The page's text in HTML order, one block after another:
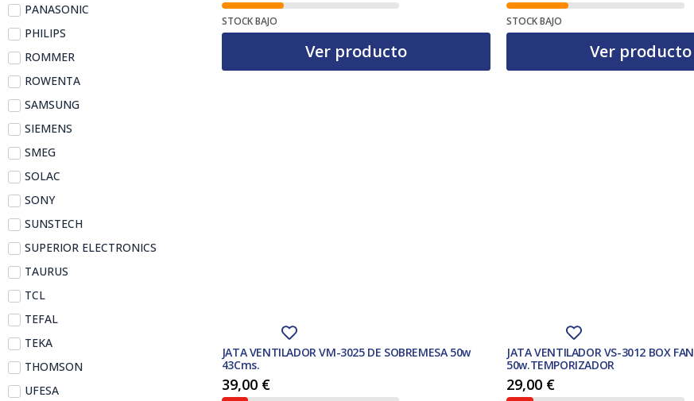
PANASONIC
PHILIPS
ROMMER
ROWENTA
SAMSUNG
SIEMENS
SMEG
SOLAC
SONY
SUNSTECH
SUPERIOR ELECTRONICS
TAURUS
TCL
TEFAL
TEKA
THOMSON
UFESA
STOCK BAJO
Ver producto
STOCK BAJO
Ver producto
JATA VENTILADOR VM-3025 DE SOBREMESA 50w
43Cms.
39,00 €
JATA VENTILADOR VS-3012 BOX FAN
50w.TEMPORIZADOR
29,00 €